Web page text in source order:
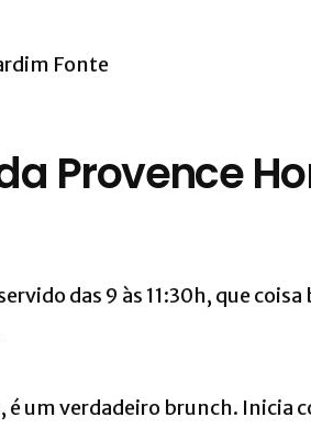
das 9 às 11:30h, que
, é um verdadeiro brunch. Inicia